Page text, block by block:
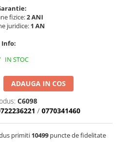
fir
fizice:2 ANI
juridice: 1 AN
Info:
IN STOC
ADAUGA IN COS
C6098
/ 0770341460
primiti 10499 puncte de fidelitate